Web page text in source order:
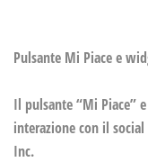
Pulsante Mi Piace e
Il pulsante “Mi Piace”
interazione con il
Inc.